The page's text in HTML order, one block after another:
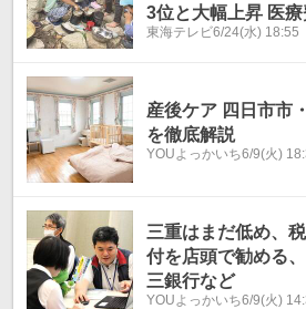
3位と大幅上昇 医
で無料に
東海テレビ6/24(水) 18:55
産後ケア 四日市市
を徹底解説
YOUよっかいち6/9(火)
三重はまだ低め、
付を店頭で勧める
三銀行など
YOUよっかいち6/9(火)